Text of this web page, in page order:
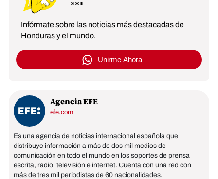
Infórmate sobre las noticias más destacadas de
Honduras y el mundo.
Unirme Ahora
Agencia EFE
efe.com
Es una agencia de noticias internacional española que
distribuye información a más de dos mil medios de
comunicación en todo el mundo en los soportes de prensa
escrita, radio, televisión e internet. Cuenta con una red con
más de tres mil periodistas de 60 nacionalidades.